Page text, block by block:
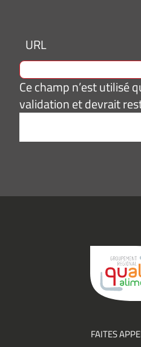
URL
Ce champ n’est utilisé
validation et devrait
e-
FAITES